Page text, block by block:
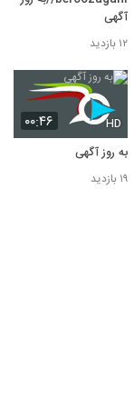
آگهی
۱۲ بازدید
۰۰:۴۶ HD
به روز آگهی
۱۹ بازدید